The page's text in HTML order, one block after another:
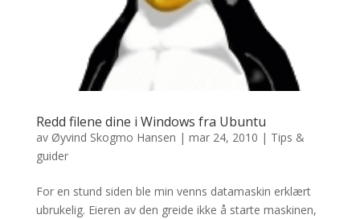
Redd filene dine i Windows fra Ubuntu
av Øyvind Skogmo Hansen | mar 24, 2010 | Tips &
guider
For en stund siden ble min venns datamaskin erklært
ubrukelig. Eieren av den greide ikke å starte maskinen,